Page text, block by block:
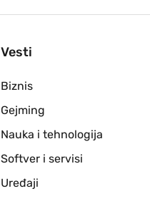
Vesti
Biznis
Gejming
Nauka i tehnologija
Softver i servisi
Uređaji